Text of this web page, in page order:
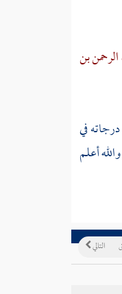
بن
في
أعلم
التالي